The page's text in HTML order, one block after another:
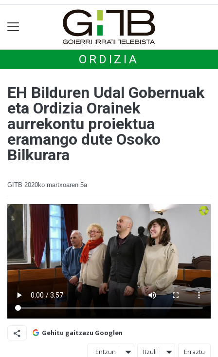
ORDIZIA
EH Bilduren Udal Gobernuak
eta Ordizia Orainek
aurrekontu proiektua
eramango dute Osoko
Bilkurara
GITB 2020ko martxoaren 5a
Gehitu gaitzazu Googlen
Entzun Itzuli Erraztu